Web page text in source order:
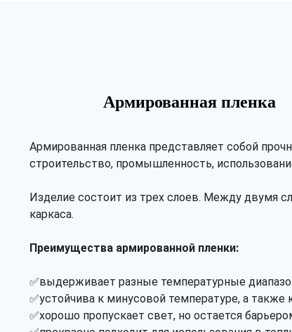
Армированная пленка
Армированная пленка представляет собой
строительство, промышленность,
Изделие состоит из трех слоев. Между двумя
каркаса.
Преимущества армированной пленки:
✅выдерживает разные температурные
✅устойчива к минусовой температуре, а также
✅хорошо пропускает свет, но остается